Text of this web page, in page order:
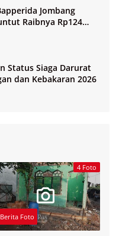
Jombang
Raibnya Rp124
Status Siaga Darurat
dan Kebakaran 2026
4 Foto
Berita Foto